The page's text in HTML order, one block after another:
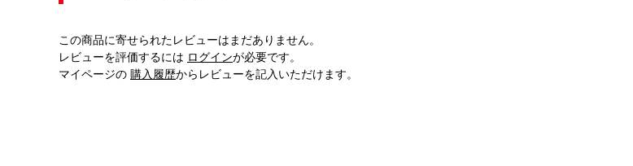
この商品に寄せられたレビューはまだありません。
レビューを評価するには ログインが必要です。
マイページの 購入履歴からレビューを記入いただけます。